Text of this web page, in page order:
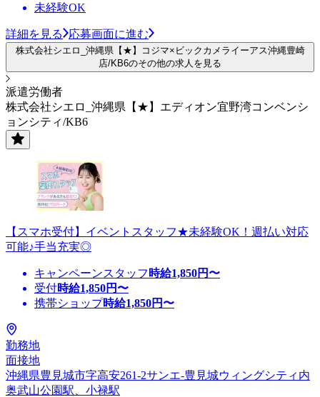
未経験OK
詳細を見る 応募画面に進む
株式会社シエロ_沖縄県【★】コジマ×ビックカメライーアス沖縄豊崎
店/KB6のその他の求人を見る
派遣労働者
株式会社シエロ_沖縄県【★】エディオン宜野湾コンベンシ
ョンシティ/KB6
【スマホ受付】イベントスタッフ★未経験OK！週払い対応
可能♪手当充実◎
キャンペーンスタッフ 時給1,850円〜
受付時給1,850円〜
携帯ショップ時給1,850円〜
勤務地
面接地
沖縄県豊見城市字高安261-2サンエ-豊見城ウィングシティ内
奥武山公園駅、小禄駅